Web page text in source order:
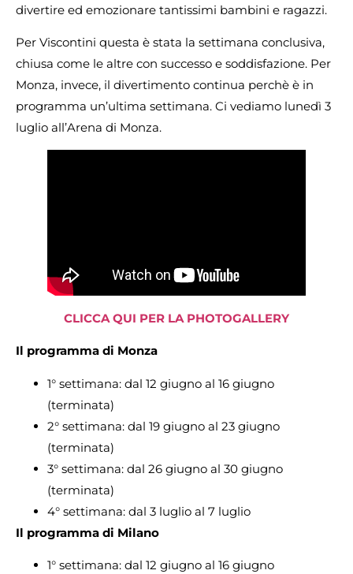
divertire ed emozionare tantissimi bambini e ragazzi.
Per Viscontini questa è stata la settimana conclusiva,
chiusa come le altre con successo e soddisfazione. Per
Monza, invece, il divertimento continua perchè è in
programma un’ultima settimana. Ci vediamo lunedì 3
luglio all’Arena di Monza.
CLICCA QUI PER LA PHOTOGALLERY
Il programma di Monza
1° settimana: dal 12 giugno al 16 giugno
(terminata)
2° settimana: dal 19 giugno al 23 giugno
(terminata)
3° settimana: dal 26 giugno al 30 giugno
(terminata)
4° settimana: dal 3 luglio al 7 luglio
Il programma di Milano
1° settimana: dal 12 giugno al 16 giugno